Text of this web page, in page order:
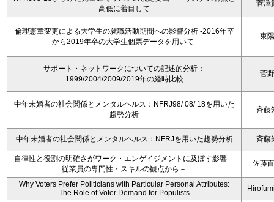
高低に着目して
菅澤
倫理憲章変更による大学生の就職活動期間への影響分析 -2016年卒
から2019年卒の大学生個票データを用いて-
東
サポート・ネットワークについての記述的分析：
1999/2004/2009/2019年の経時比較
菅
中年未婚者の社会関係とメンタルヘルス：NFRJ98/ 08/ 18を用いた
趨勢分析
斉藤
中年未婚者の社会関係とメンタルヘルス：NFRJを用いた趨勢分析 斉藤
自律性と役割の明確さがワーク・エンゲイジメントに及ぼす影響－
従業員の専門性・スキルの観点から－
佐藤
Why Voters Prefer Politicians with Particular Personal Attributes:
The Role of Voter Demand for Populists